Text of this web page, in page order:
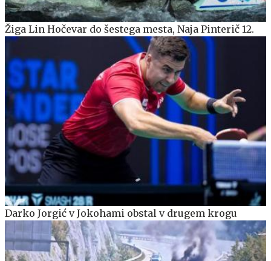
Žiga Lin Hočevar do šestega mesta, Naja Pinterič 12.
Darko Jorgić v Jokohami obstal v drugem krogu